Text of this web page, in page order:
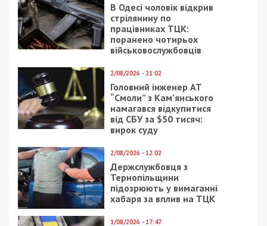
В Одесі чоловік відкрив
стрілянину по
працівниках ТЦК:
поранено чотирьох
військовослужбовців
2/08/2026 - 21:02
Головний інженер АТ
“Смоли” з Кам’янського
намагався відкупитися
від СБУ за $50 тисяч:
вирок суду
2/08/2026 - 12:02
Держслужбовця з
Тернопільщини
підозрюють у вимаганні
хабаря за вплив на ТЦК
1/08/2026 - 17:47